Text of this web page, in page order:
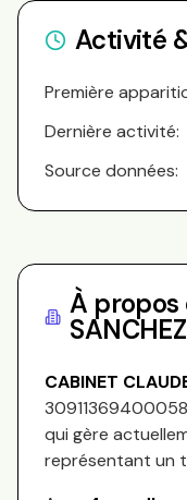
Activité
Première
Dernière activité:
Source données:
À propos
SANCHEZ
CABINET
30911369400058
qui gère
représentant un